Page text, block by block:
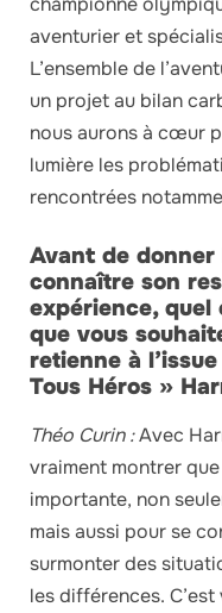
aventurier et
L’ensemble de
un projet au bilan
nous aurons à cœur
lumière les
rencontrées
Avant de
connaître son
expérience, quel
que vous
retienne à
Tous Héros »
Théo Curin :Avec
vraiment montrer
importante, non
mais aussi pour se
surmonter des
les différences.